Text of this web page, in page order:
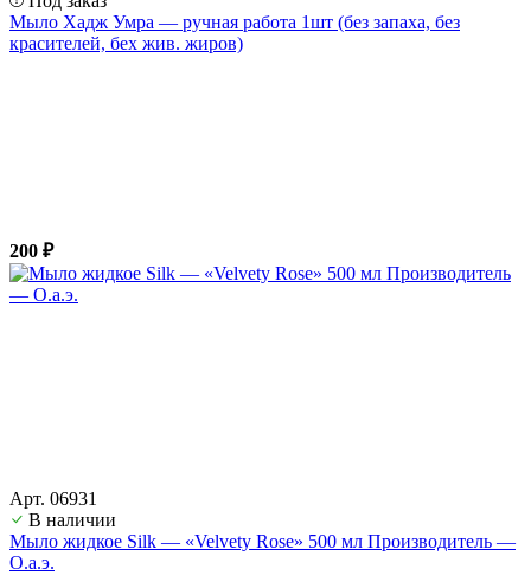
Мыло Хадж Умра — ручная работа 1шт (без запаха, без
красителей, бех жив. жиров)
200 ₽
Арт. 06931
В наличии
Мыло жидкое Silk — «Velvety Rose» 500 мл Производитель —
О.а.э.